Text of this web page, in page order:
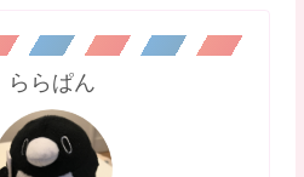
ららぱん